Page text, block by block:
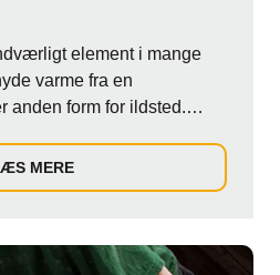
element i mange
varme fra en
anden form for ildsted.
MERE